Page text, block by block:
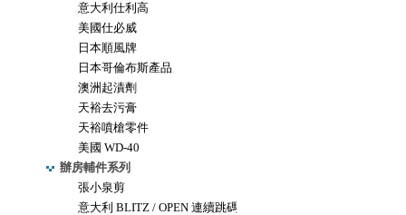
意大利仕利高
美國仕必威
日本順風牌
日本哥倫布斯產品
澳洲起漬劑
天裕去污膏
天裕噴槍零件
美國 WD-40
辦房輔件系列
張小泉剪
意大利 BLITZ / OPEN 連續跳碼機